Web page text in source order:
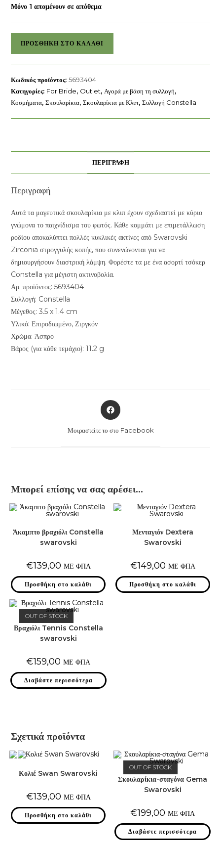
Μόνο 1 απομένουν σε απόθεμα
Swarovski
ποσότητα
ΠΡΟΣΘΉΚΗ ΣΤΟ ΚΑΛΆΘΙ
Κωδικός προϊόντος:5693404
Κατηγορίες: For Bride, Outlet, Αγορά με βάση τη συλλογή,
Κοσμήματα,Σκουλαρίκια,Σκουλαρίκια με Κλιπ,Συλλογή Constella
ΠΕΡΙΓΡΑΦΉ
Περιγραφή
Αυτά τα μαγευτικά σκουλαρίκια με κλιπ έχουν σχεδιαστεί με κύριο
γνώμονα το παιχνίδισμα του φωτός. Κάθε κομμάτι με επιμετάλλωση
ροδίου αποκαλύπτει πολλές κυκλικές ακτίνες από Swarovski
Zirconia στρογγυλής κοπής, που συνενώνονται για να
δημιουργήσουν διαστρική λάμψη. Φορέστε τα με ένα ασορτί τσόκερ
Constella για μέγιστη ακτινοβολία.
Αρ. προϊόντος: 5693404
Συλλογή: Constella
Μέγεθος: 3.5 x 1.4 cm
Υλικό: Επιροδιωμένο, Ζιργκόν
Χρώμα: Άσπρο
Βάρος (για κάθε τεμάχιο): 11.2 g
Opens
in
new
Μοιραστείτε το στο Facebook
Μπορεί επίσης να σας αρέσει…
Άκαμπτο βραχιόλι Constella
swarovski
€139,00 ΜΕ ΦΠΑ
Προσθήκη στο καλάθι
Μενταγιόν Dextera
Swarovski
€149,00 ΜΕ ΦΠΑ
Προσθήκη στο καλάθι
OUT OF STOCK
Βραχιόλι Tennis Constella
swarovski
€159,00 ΜΕ ΦΠΑ
Διαβάστε περισσότερα
Σχετικά προϊόντα
Κολιέ Swan Swarovski
€139,00 ΜΕ ΦΠΑ
Προσθήκη στο καλάθι
OUT OF STOCK
Σκουλαρίκια-σταγόνα Gema
Swarovski
€199,00 ΜΕ ΦΠΑ
Διαβάστε περισσότερα